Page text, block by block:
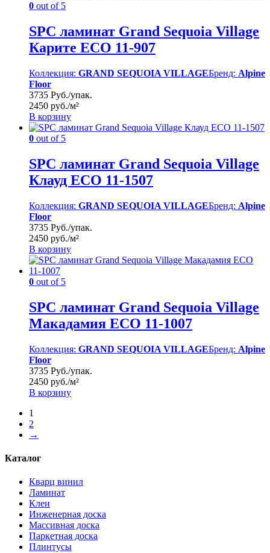
0 out of 5
SPC ламинат Grand Sequoia Village
Карите ECO 11-907
Коллекция: GRAND SEQUOIA VILLAGEБренд: Alpine
Floor
3735 Руб./упак.
2450 руб./м²
В корзину
0 out of 5
SPC ламинат Grand Sequoia Village
Клауд ECO 11-1507
Коллекция: GRAND SEQUOIA VILLAGEБренд: Alpine
Floor
3735 Руб./упак.
2450 руб./м²
В корзину
0 out of 5
SPC ламинат Grand Sequoia Village
Макадамия ECO 11-1007
Коллекция: GRAND SEQUOIA VILLAGEБренд: Alpine
Floor
3735 Руб./упак.
2450 руб./м²
В корзину
1
2
→
Каталог
Кварц винил
Ламинат
Клеи
Инженерная доска
Массивная доска
Паркетная доска
Плинтусы